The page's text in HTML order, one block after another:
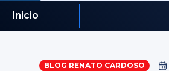
Inicio
BLOG RENATO CARDOSO